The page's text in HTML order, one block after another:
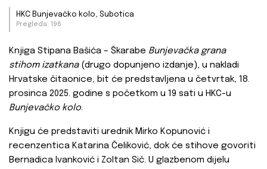
HKC Bunjevačko kolo, Subotica
Pregleda: 196
Knjiga Stipana Bašića – Škarabe Bunjevačka grana
stihom izatkana (drugo dopunjeno izdanje), u nakladi
Hrvatske čitaonice, bit će predstavljena u četvrtak, 18.
prosinca 2025. godine s početkom u 19 sati u HKC-u
Bunjevačko kolo.
Knjigu će predstaviti urednik Mirko Kopunović i
recenzentica Katarina Čeliković, dok će stihove govoriti
Bernadica Ivanković i Zoltan Sič. U glazbenom dijelu